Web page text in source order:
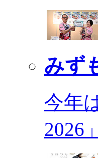
みず
今年
2026